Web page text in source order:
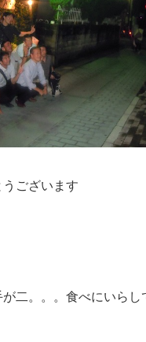
ございます
二。。。食べにいら